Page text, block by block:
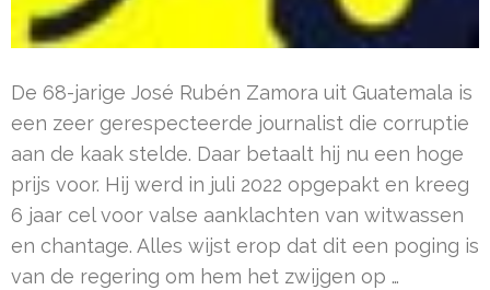
De 68-jarige José Rubén Zamora uit Guatemala is
een zeer gerespecteerde journalist die corruptie
aan de kaak stelde. Daar betaalt hij nu een hoge
prijs voor. Hij werd in juli 2022 opgepakt en kreeg
6 jaar cel voor valse aanklachten van witwassen
en chantage. Alles wijst erop dat dit een poging is
van de regering om hem het zwijgen op …